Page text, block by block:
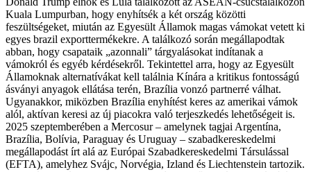
Kuala Lumpurban, hogy enyhítsék a két ország közötti
feszültségeket, miután az Egyesült Államok magas vámokat vetett ki
egyes brazil exporttermékekre. A találkozó során megállapodtak
abban, hogy csapataik „azonnali” tárgyalásokat indítanak a
vámokról és egyéb kérdésekről. Tekintettel arra, hogy az Egyesült
Államoknak alternatívákat kell találnia Kínára a kritikus fontosságú
ásványi anyagok ellátása terén, Brazília vonzó partnerré válhat.
Ugyanakkor, miközben Brazília enyhítést keres az amerikai vámok
alól, aktívan keresi az új piacokra való terjeszkedés lehetőségeit is.
2025 szeptemberében a Mercosur – amelynek tagjai Argentína,
Brazília, Bolívia, Paraguay és Uruguay – szabadkereskedelmi
megállapodást írt alá az Európai Szabadkereskedelmi Társulással
(EFTA), amelyhez Svájc, Norvégia, Izland és Liechtenstein tartozik.